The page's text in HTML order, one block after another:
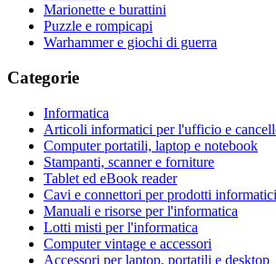
Marionette e burattini
Puzzle e rompicapi
Warhammer e giochi di guerra
Categorie
Informatica
Articoli informatici per l'ufficio e
Computer portatili, laptop e notebook
Stampanti, scanner e forniture
Tablet ed eBook reader
Cavi e connettori per prodotti informatici
Manuali e risorse per l'informatica
Lotti misti per l'informatica
Computer vintage e accessori
Accessori per laptop, portatili e desktop